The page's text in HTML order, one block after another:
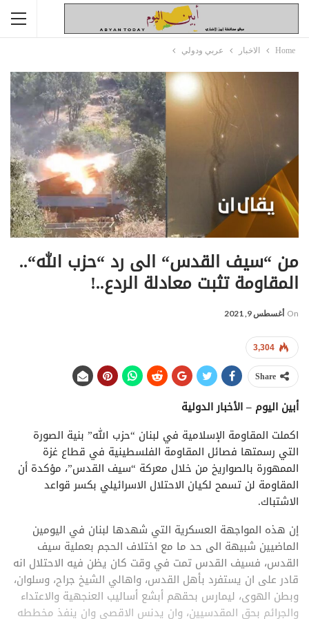
Home الاخبار عربي ودولي
من “سيف القدس“ الى رد “حزب الله“..
المقاومة تثبت معادلة الردع..!
On أغسطس 9, 2021
3,304
Share
أبين اليوم – الأخبار الدولية
اكملت المقاومة الإسلامية في لبنان “حزب الله” بنية الصورة
التي رسمتها فصائل المقاومة الفلسطينية في قطاع غزة
الممهورة بالصواريخ من خلال معركة “سيف القدس”، مؤكدة أن
المقاومة لن تسمح لكيان الاحتلال الاسرائيلي بكسر قواعد
الاشتباك.
إن هذه المواجهة العسكرية التي شهدها لبنان في اليومين
الماضيين شبيهة الى حد ما مع اختلاف الحجم بعملية سيف
القدس، فسيف القدس تمت في وقت كان يظن فيه الاحتلال انه
قادر على ان يستفرد بأهل القدس، واهالي الشيخ جراح، وسلوان،
وبطن الهوى، ليمارس بحقهم أبشع أساليب العنجهية والاعتداء
والجرائم بحق المقدسيين، وان يدنس الاقصى وان ينفذ مخططه